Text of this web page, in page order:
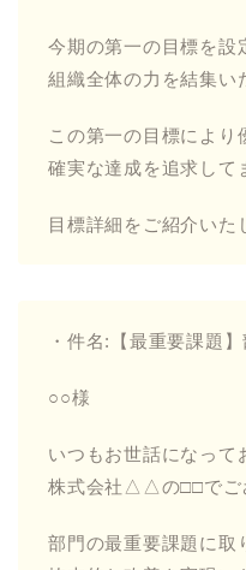
今期の第一の目標を設
組織全体の力を結集い
この第一の目標により
確実な達成を追求して
目標詳細をご紹介いた
・件名:【最重要課題
○○様
いつもお世話になって
株式会社△△の□□でご
部門の最重要課題に取